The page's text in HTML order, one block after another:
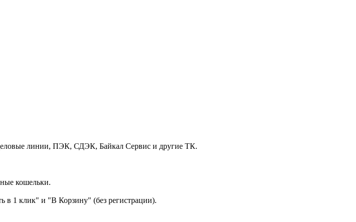
линии, ПЭК, СДЭК, Байкал Сервис и другие ТК.
кошельки.
в 1 клик" и "В Корзину" (без регистрации).